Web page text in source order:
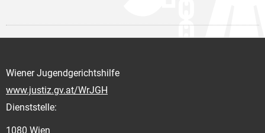
Wiener Jugendgerichtshilfe
www.justiz.gv.at/WrJGH
Dienststelle:
1080 Wien